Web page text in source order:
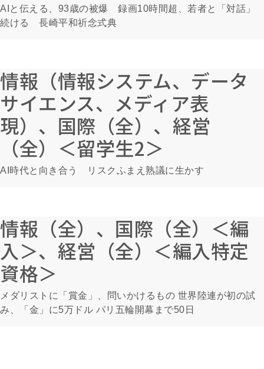
AIと伝える、93歳の被爆 録画10時間超、若者と「対話」
続ける 長崎平和祈念式典
情報（情報システム、データ
サイエンス、メディア表
現）、国際（全）、経営
（全）＜留学生2＞
AI時代と向き合う リスクふまえ熟議に生かす
情報（全）、国際（全）＜編
入＞、経営（全）＜編入特定
資格＞
メダリストに「賞金」、問いかけるもの 世界陸連が初の試
み、「金」に5万ドル パリ五輪開幕まで50日